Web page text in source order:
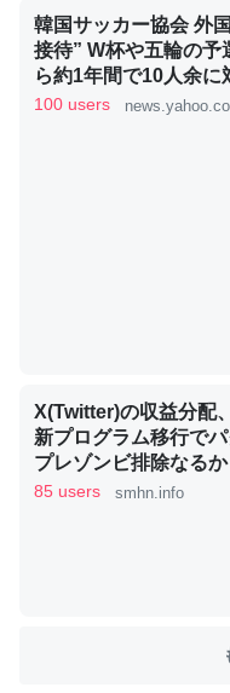
ずキチンを強化してる
─ニュース :: 【研究発表】
いのか」に関する新仮説
これを元に考えるとカ
類は苦労してるんだな
─ニュース :: 【研究発表】
ウチもEchoを実家に置
ちぼちRingも置こう
位置情報を共有してる
韓国サッカー協会 外
接待” W杯や五輪の予
ら約1年間で10人余に
書入手（TBS NEWS
100 users
X(Twitter)の収益分配
新プログラム移行で
プレゾンビ排除なる
ん!!
85 users smhn.info